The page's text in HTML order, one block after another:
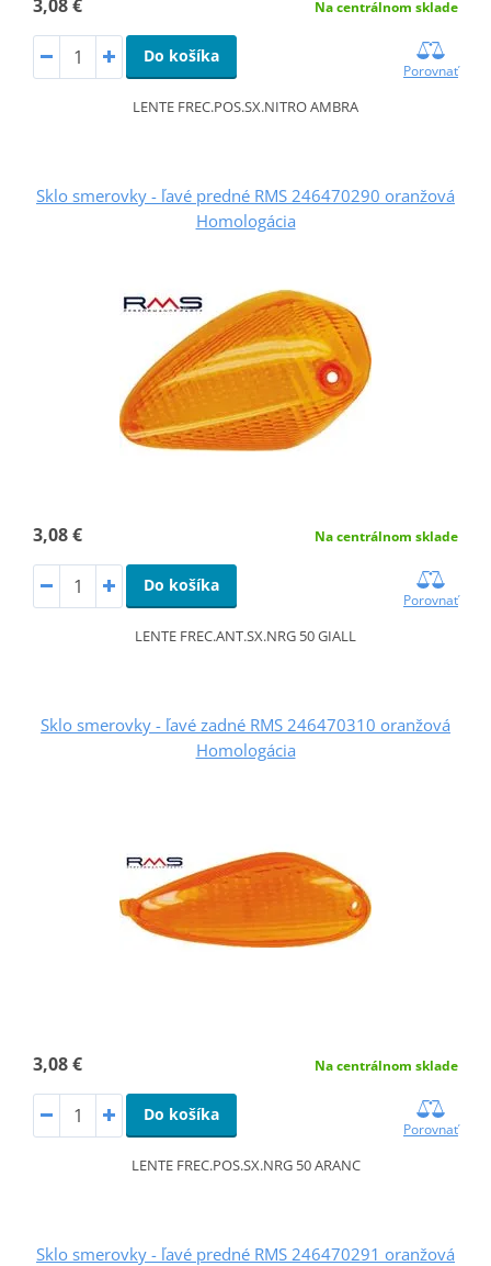
3,08 € Na centrálnom sklade
Do košíka
Porovnať
LENTE FREC.POS.SX.NITRO AMBRA
Sklo smerovky - ľavé predné RMS 246470290 oranžová
Homologácia
3,08 € Na centrálnom sklade
Do košíka
Porovnať
LENTE FREC.ANT.SX.NRG 50 GIALL
Sklo smerovky - ľavé zadné RMS 246470310 oranžová
Homologácia
3,08 € Na centrálnom sklade
Do košíka
Porovnať
LENTE FREC.POS.SX.NRG 50 ARANC
Sklo smerovky - ľavé predné RMS 246470291 oranžová